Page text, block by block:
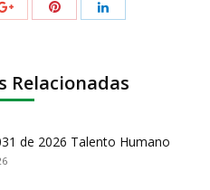
Relacionadas
de 2026 Talento Humano